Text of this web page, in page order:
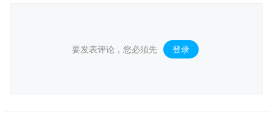
要发表评论，您必须先 登录 。